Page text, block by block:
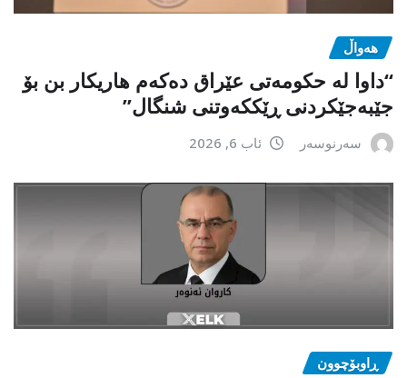
هەواڵ
“داوا لە حكومەتی عێراق دەكەم هاریكار بن بۆ
جێبەجێكردنی ڕێككەوتنی شنگال”
سەرنوسەر ئاب 6, 2026
ڕاوبۆچوون